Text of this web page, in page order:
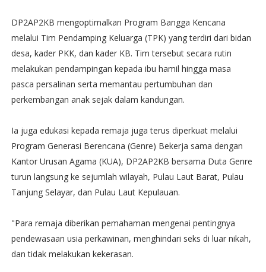
‎DP2AP2KB mengoptimalkan Program Bangga Kencana
melalui Tim Pendamping Keluarga (TPK) yang terdiri dari bidan
desa, kader PKK, dan kader KB. Tim tersebut secara rutin
melakukan pendampingan kepada ibu hamil hingga masa
pasca persalinan serta memantau pertumbuhan dan
perkembangan anak sejak dalam kandungan.
‎Ia juga edukasi kepada remaja juga terus diperkuat melalui
Program Generasi Berencana (Genre) Bekerja sama dengan
Kantor Urusan Agama (KUA), DP2AP2KB bersama Duta Genre
turun langsung ke sejumlah wilayah, Pulau Laut Barat, Pulau
Tanjung Selayar, dan Pulau Laut Kepulauan.
‎"Para remaja diberikan pemahaman mengenai pentingnya
pendewasaan usia perkawinan, menghindari seks di luar nikah,
dan tidak melakukan kekerasan.